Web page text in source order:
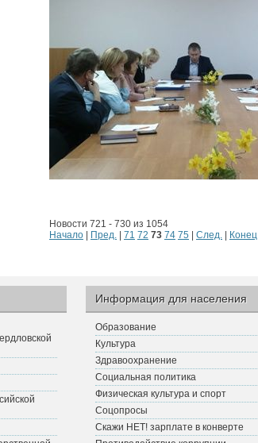
Новости 721 - 730 из 1054
Начало
Пред. 71 72 73 74 75 След. Конец
Информация для населения
Образование
Культура
Здравоохранение
Социальная политика
Физическая культура и спорт
Соцопросы
Скажи НЕТ! зарплате в конверте